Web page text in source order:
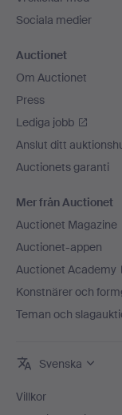
Sociala medier
Auctionet
Om Auctionet
Press
Lediga jobb
Anslut ditt
Auctionets garanti
Mer från Auctionet
Auctionet Magazine
Auctionet-appen
Auctionet Academy
Konstnärer och
Teman och
Svenska
Villkor